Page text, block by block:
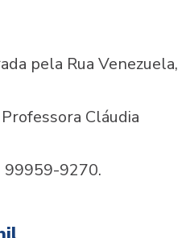
pela Rua Venezuela,
Cláudia
99959-9270.